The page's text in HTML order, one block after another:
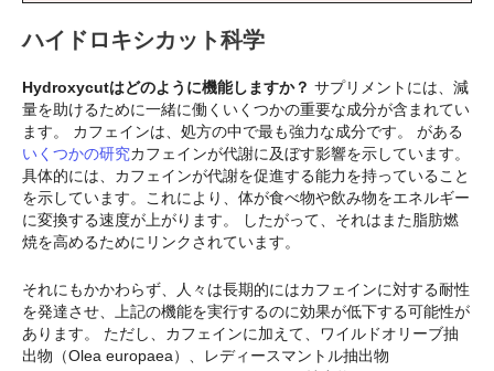
ハイドロキシカット科学
Hydroxycutはどのように機能しますか？ サプリメントには、減
量を助けるために一緒に働くいくつかの重要な成分が含まれてい
ます。 カフェインは、処方の中で最も強力な成分です。 がある
いくつかの研究カフェインが代謝に及ぼす影響を示しています。
具体的には、カフェインが代謝を促進する能力を持っていること
を示しています。これにより、体が食べ物や飲み物をエネルギー
に変換する速度が上がります。 したがって、それはまた脂肪燃
焼を高めるためにリンクされています。
それにもかかわらず、人々は長期的にはカフェインに対する耐性
を発達させ、上記の機能を実行するのに効果が低下する可能性が
あります。 ただし、カフェインに加えて、ワイルドオリーブ抽
出物（Olea europaea）、レディースマントル抽出物